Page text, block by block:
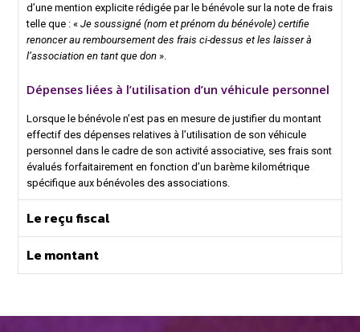
d’une mention explicite rédigée par le bénévole sur la note de frais
telle que : « Je soussigné (nom et prénom du bénévole) certifie
renoncer au remboursement des frais ci-dessus et les laisser à
l’association en tant que don »
Dépenses liées à l’utilisation d’un véhicule personnel
Lorsque le bénévole n’est pas en mesure de justifier du montant
effectif des dépenses relatives à l’utilisation de son véhicule
personnel dans le cadre de son activité associative, ses frais sont
évalués forfaitairement en fonction d’un barème kilométrique
spécifique aux bénévoles des associations.
Le reçu fiscal
Le montant